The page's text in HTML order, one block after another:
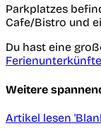
Parkplatzes
Cafe/Bistro und
Du hast eine
Weitere
Artikel lesen